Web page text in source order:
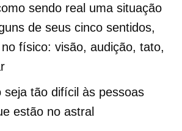
sendo real uma situação
de seus cinco sentidos,
físico: visão, audição, tato,
seja tão difícil às pessoas
estão no astral